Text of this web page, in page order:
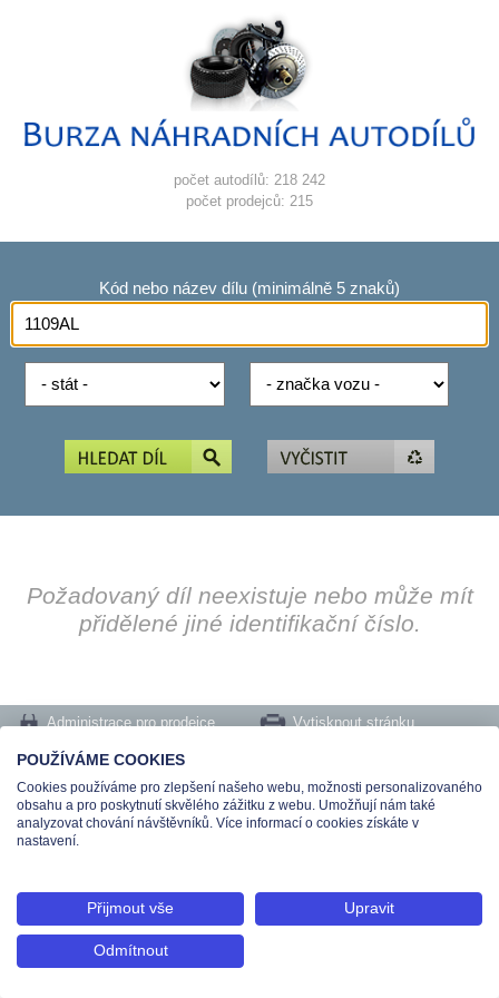
počet autodílů: 218 242
počet prodejců: 215
Kód nebo název dílu (minimálně 5 znaků)
Požadovaný díl neexistuje nebo může mít
přidělené jiné identifikační číslo.
Administrace pro prodejce
Vytisknout stránku
Nastavení cookies
Tel.: +420 491 519 500 | E-mail: helpdesk@teas.cz | Provozovna: tř. T.Bati 299,
763 02 Zlín
© 2026 Teas spol. s r. o., Platnéřská 88/9, 110 00 Praha 1 - Staré Město, IČO:
48906565, DIČ: CZ699008048, Zapsána v OR vedeném u Městského soudu v
POUŽÍVÁME COOKIES
Cookies používáme pro zlepšení našeho webu, možnosti personalizovaného
obsahu a pro poskytnutí skvělého zážitku z webu. Umožňují nám také
analyzovat chování návštěvníků. Více informací o cookies získáte v
nastavení.
Přijmout vše Upravit
Odmítnout